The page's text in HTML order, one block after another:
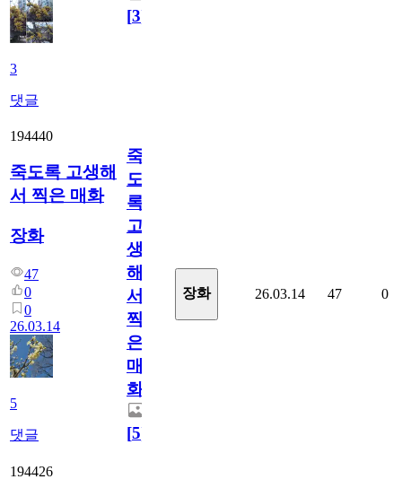
3
댓글
[3]
194440
죽도록 고생해
서 찍은 매화
장화
47
0
0
26.03.14
5
댓글
죽
도
록
고
생
해
서
찍
은
매
화
[5]
장화 26.03.14 47 0
194426